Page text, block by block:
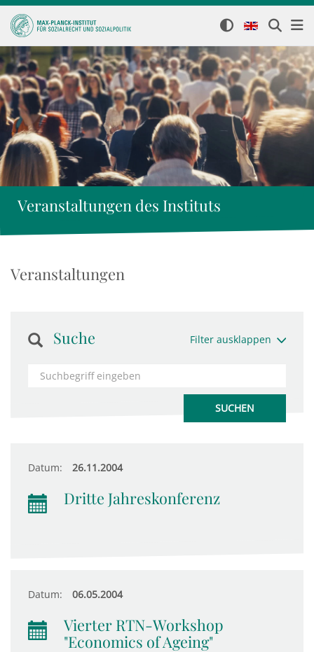
Veranstaltungen des Instituts
Veranstaltungen
Suche Filter ausklappen
Datum: 26.11.2004
Dritte Jahreskonferenz
Datum: 06.05.2004
Vierter RTN-Workshop
"Economics of Ageing"